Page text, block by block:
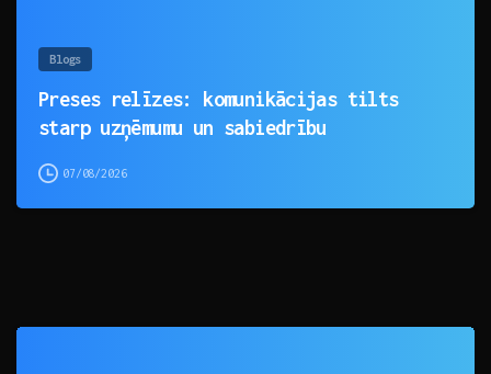
Blogs
Preses relīzes: komunikācijas tilts
starp uzņēmumu un sabiedrību
07/08/2026